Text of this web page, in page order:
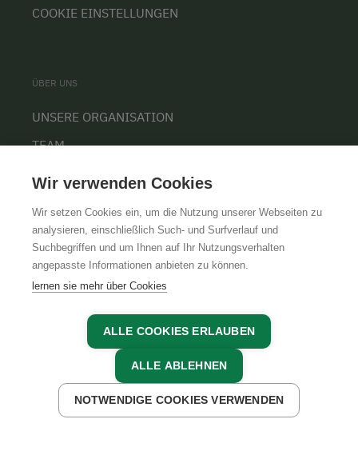
JETZT ANFRAGEN JETZT BUCHEN
COOKIE EINSTELLUNGEN
ÜBER UNS
UNSERE ORGANISATION
TEAM
KARRIERE
AGBIMPRESSUMDATENSCHUTZ
Wir verwenden Cookies
Wir setzen Cookies ein, um die Nutzung unserer Webseiten zu
analysieren, einschließlich Such- und Surfverlauf und
Suchbegriffen und um Ihnen auf Ihr Nutzungsverhalten
angepasste Informationen anbieten zu können.
lernen sie mehr über Cookies
ALLE COOKIES ERLAUBEN
ALLE ABLEHNEN
NOTWENDIGE COOKIES VERWENDEN